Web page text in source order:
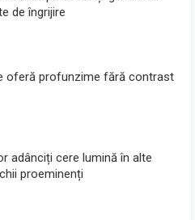
de îngrijire
oferă profunzime fără contrast
adânciți cere lumină în alte
proeminenți